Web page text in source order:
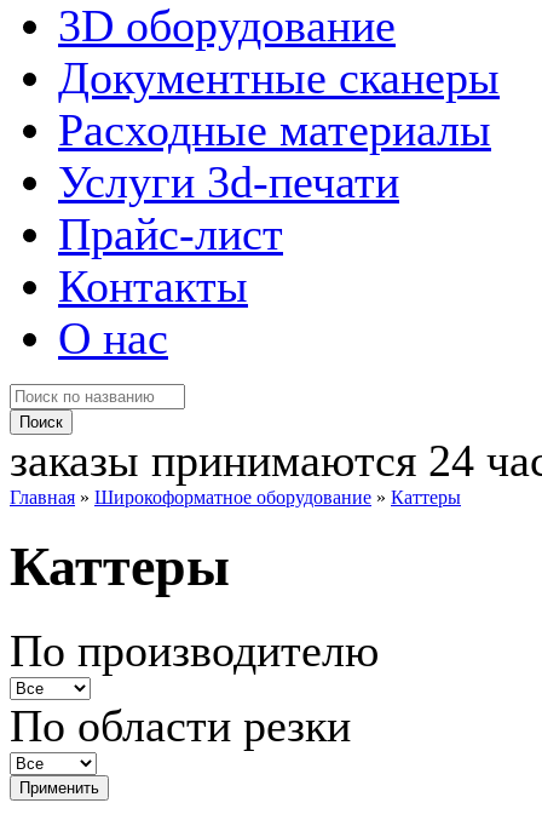
3D оборудование
Документные сканеры
Расходные материалы
Услуги 3d-печати
Прайс-лист
Контакты
О нас
заказы принимаются 24
Главная » Широкоформатное оборудование » Каттеры
Каттеры
По производителю
По области резки